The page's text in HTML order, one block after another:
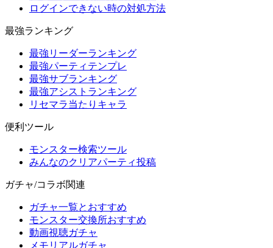
ログインできない時の対処方法
最強ランキング
最強リーダーランキング
最強パーティテンプレ
最強サブランキング
最強アシストランキング
リセマラ当たりキャラ
便利ツール
モンスター検索ツール
みんなのクリアパーティ投稿
ガチャ/コラボ関連
ガチャ一覧とおすすめ
モンスター交換所おすすめ
動画視聴ガチャ
メモリアルガチャ